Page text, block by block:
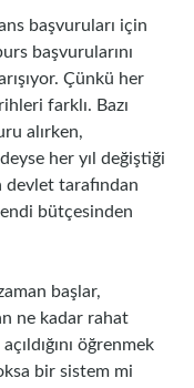
başvuruları için
başvurularını
Çünkü her
farklı. Bazı
alırken,
her yıl değiştiği
devlet tarafından
bütçesinden
başlar,
ne kadar rahat
öğrenmek
bir sistem mi